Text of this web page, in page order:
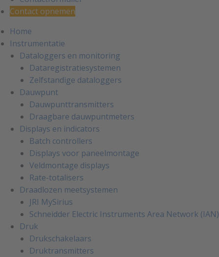
Contact opnemen
Home
Instrumentatie
Dataloggers en monitoring
Dataregistratiesystemen
Zelfstandige dataloggers
Dauwpunt
Dauwpunttransmitters
Draagbare dauwpuntmeters
Displays en indicators
Batch controllers
Displays voor paneelmontage
Veldmontage displays
Rate-totalisers
Draadlozen meetsystemen
JRI MySirius
Schneidder Electric Instruments Area Network (IAN)
Druk
Drukschakelaars
Druktransmitters